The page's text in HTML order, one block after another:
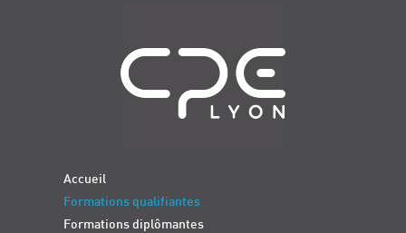
Accueil
Formations qualifiantes
Formations diplômantes